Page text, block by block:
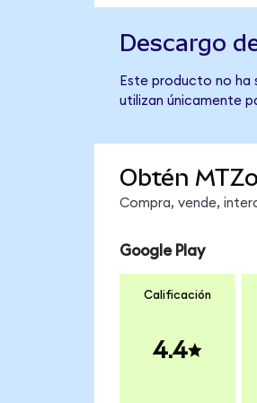
Descargo
Este producto no ha
utilizan únicamente
Obtén
Compra, vende,
Google Play
Calificación
4.4